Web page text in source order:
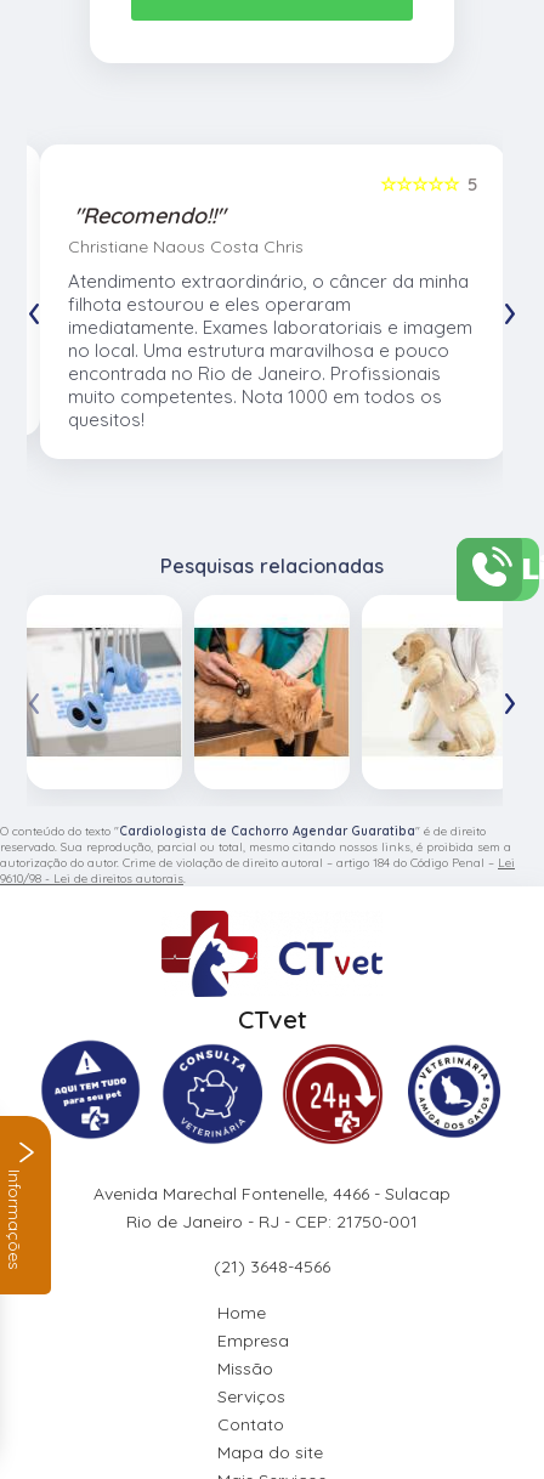
5
☆☆☆☆☆
"Recomendo!!"
Christiane Naous Costa Chris
Atendimento extraordinário, o câncer da minha
filhota estourou e eles operaram
imediatamente. Exames laboratoriais e imagem
no local. Uma estrutura maravilhosa e pouco
encontrada no Rio de Janeiro. Profissionais
muito competentes. Nota 1000 em todos os
quesitos!
‹ ›
Pesquisas relacionadas
‹ ›
O conteúdo do texto "Cardiologista de Cachorro Agendar Guaratiba" é de direito
reservado. Sua reprodução, parcial ou total, mesmo citando nossos links, é proibida sem a
autorização do autor. Crime de violação de direito autoral – artigo 184 do Código Penal – Lei
9610/98 - Lei de direitos autorais.
CTvet
Avenida Marechal Fontenelle, 4466 - Sulacap
Rio de Janeiro - RJ - CEP: 21750-001
(21) 3648-4566
Home
Empresa
Missão
Serviços
Contato
Mapa do site
Informações